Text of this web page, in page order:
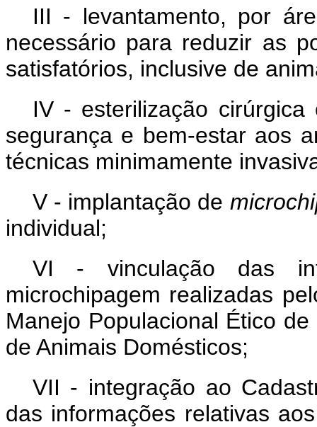
III - levantamento, por
necessário para reduzir as
satisfatórios, inclusive de
IV - esterilização
segurança e bem-estar aos
técnicas minimamente
V - implantação de
individual;
VI - vinculação das
microchipagem realizadas
Manejo Populacional Ético
de Animais Domésticos;
VII - integração ao
das informações relativas